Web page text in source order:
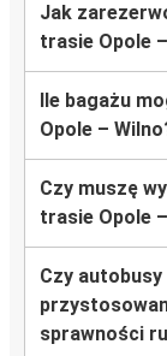
Jak
trasie Opole
Ile bagażu
Opole –
Czy muszę
trasie Opole
Czy
sprawności